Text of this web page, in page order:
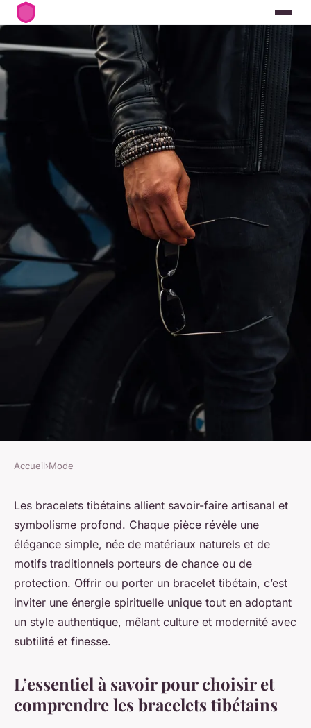
Bracelets tibétains : découvrez
l'élégance et la tradition
artisanale
Jeanne•30 juin 2025• 4 min de lecture
Accueil›Mode
Les bracelets tibétains allient savoir-faire artisanal et
symbolisme profond. Chaque pièce révèle une
élégance simple, née de matériaux naturels et de
motifs traditionnels porteurs de chance ou de
protection. Offrir ou porter un bracelet tibétain, c’est
inviter une énergie spirituelle unique tout en adoptant
un style authentique, mêlant culture et modernité avec
subtilité et finesse.
L’essentiel à savoir pour choisir et
comprendre les bracelets tibétains